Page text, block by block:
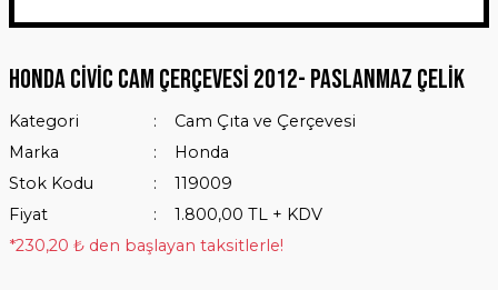
Honda Civic Cam Çerçevesi 2012- Paslanmaz Çelik
Kategori
Cam Çıta ve Çerçevesi
Marka
Honda
Stok Kodu
119009
Fiyat
1.800,00 TL + KDV
*230,20 ₺ den başlayan taksitlerle!